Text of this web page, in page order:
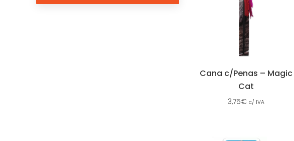
Cana c/Penas – Magic
Cat
3,75€ c/ IVA